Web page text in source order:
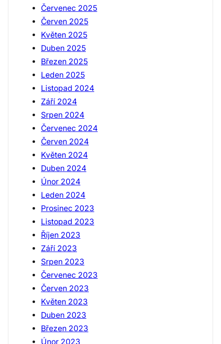
Červenec 2025
Červen 2025
Květen 2025
Duben 2025
Březen 2025
Leden 2025
Listopad 2024
Září 2024
Srpen 2024
Červenec 2024
Červen 2024
Květen 2024
Duben 2024
Únor 2024
Leden 2024
Prosinec 2023
Listopad 2023
Říjen 2023
Září 2023
Srpen 2023
Červenec 2023
Červen 2023
Květen 2023
Duben 2023
Březen 2023
Únor 2023